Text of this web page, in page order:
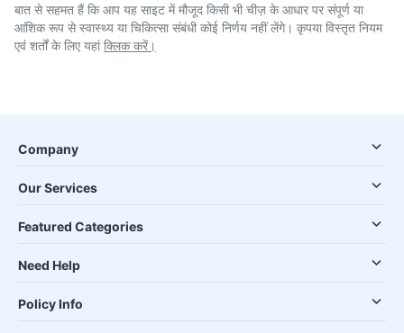
बात से सहमत हैं कि आप यह साइट में मौजूद किसी भी चीज़ के आधार पर संपूर्ण या
आंशिक रूप से स्वास्थ्य या चिकित्सा संबंधी कोई निर्णय नहीं लेंगे। कृपया विस्तृत नियम
एवं शर्तों के लिए यहांक्लिक करें।
Company
Our Services
Featured Categories
Need Help
Policy Info